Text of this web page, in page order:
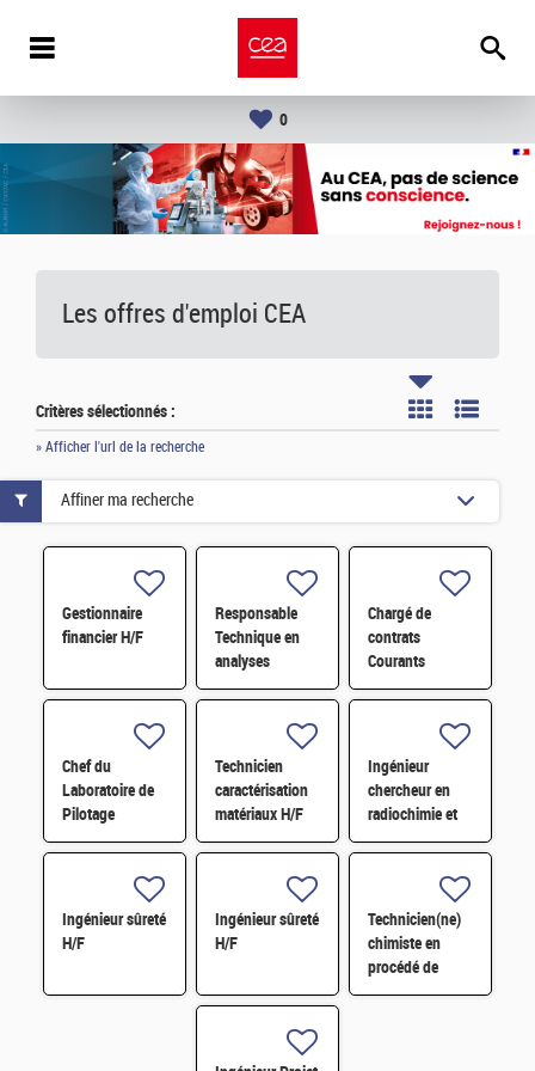
0
Les offres d'emploi CEA
Critères sélectionnés :
» Afficher l'url de la recherche
Gestionnaire
financier H/F
Responsable
Technique en
analyses
radiologiques
Chargé de
contrats
Courants
Faibles (CFA)
Chef du
Laboratoire de
Pilotage
Intelligent des
(LIRE) H/F
Technicien
caractérisation
matériaux H/F
Ingénieur
chercheur en
radiochimie et
extraction par
Ingénieur sûreté
H/F
Ingénieur sûreté
H/F
Technicien(ne)
chimiste en
procédé de
conversion H/F
Affiner ma recherche